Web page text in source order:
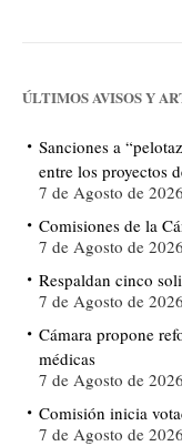
ÚLTIMOS AVISOS Y
Sanciones a
entre los proyectos
7 de Agosto de 2026
Comisiones de la
7 de Agosto de 2026
Respaldan cinco
7 de Agosto de 2026
Cámara propone
médicas
7 de Agosto de 2026
Comisión inicia
7 de Agosto de 2026